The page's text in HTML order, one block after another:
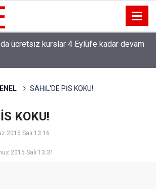
ücretsiz kurslar 4 Eylül’e kadar devam
SAHİL'DE PİS KOKU!
KOKU!
2015 Salı 13:16
2015 Salı 13:31